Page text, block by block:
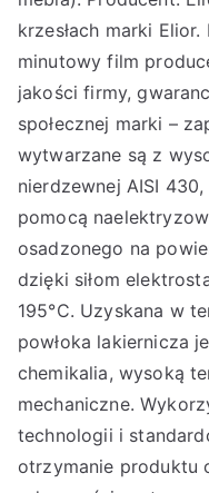
krzesłach marki
minutowy film
jakości firmy,
społecznej marki –
wytwarzane są z
nierdzewnej AISI
pomocą
osadzonego na
dzięki siłom
195°C. Uzyskana w
powłoka lakiernicza
chemikalia, wysoką
mechaniczne.
technologii i
otrzymanie produktu